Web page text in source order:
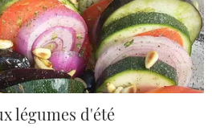
légumes d'été